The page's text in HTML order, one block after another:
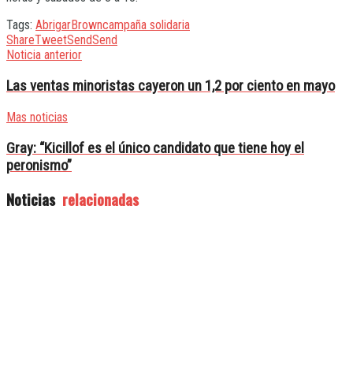
Tags: AbrigarBrowncampaña solidaria
ShareTweetSendSend
Noticia anterior
Las ventas minoristas cayeron un 1,2 por ciento en mayo
Mas noticias
Gray: “Kicillof es el único candidato que tiene hoy el
peronismo”
Noticias relacionadas